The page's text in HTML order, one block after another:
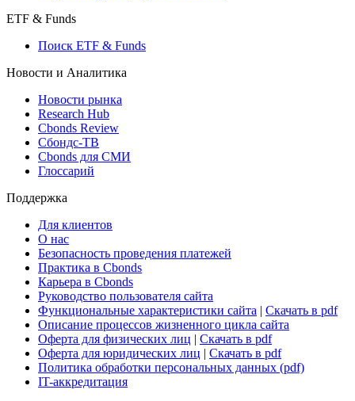
ETF & Funds
Поиск ETF & Funds
Новости и Аналитика
Новости рынка
Research Hub
Cbonds Review
Сбондс-ТВ
Cbonds для СМИ
Глоссарий
Поддержка
Для клиентов
О нас
Безопасность проведения платежей
Практика в Cbonds
Карьера в Cbonds
Руководство пользователя сайта
Функциональные характеристики сайта | Скачать в pdf
Описание процессов жизненного цикла сайта
Оферта для физических лиц | Скачать в pdf
Оферта для юридических лиц | Скачать в pdf
Политика обработки персональных данных (pdf)
IT-аккредитация